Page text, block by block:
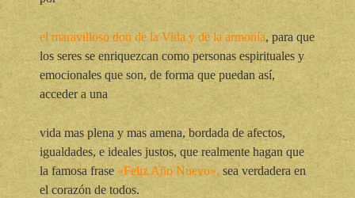
el maravilloso don de la Vida y de la armonía, para que
los seres se enriquezcan como personas espirituales y
emocionales que son, de forma que puedan así,
acceder a una
vida mas plena y mas amena, bordada de afectos,
igualdades, e ideales justos, que realmente hagan que
la famosa frase «Feliz Año Nuevo», sea verdadera en
el corazón de todos.